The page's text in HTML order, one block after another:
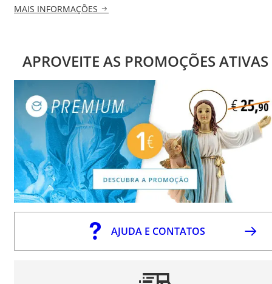
MAIS INFORMAÇÕES
APROVEITE AS PROMOÇÕES ATIVAS
AJUDA E CONTATOS